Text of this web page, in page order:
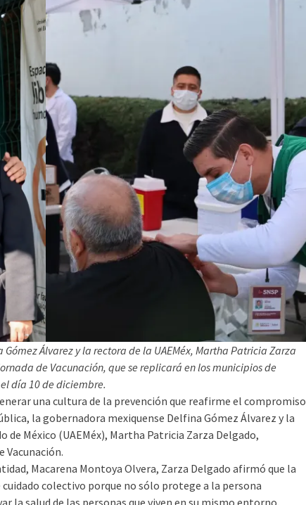
Álvarez y la rectora de la UAEMéx, Martha Patricia Zarza
de Vacunación, que se replicará en los municipios de
día 10 de diciembre.
una cultura de la prevención que reafirme el compromiso
la gobernadora mexiquense Delfina Gómez Álvarez y la
México (UAEMéx), Martha Patricia Zarza Delgado,
Vacunación.
Macarena Montoya Olvera, Zarza Delgado afirmó que la
cuidado colectivo porque no sólo protege a la persona